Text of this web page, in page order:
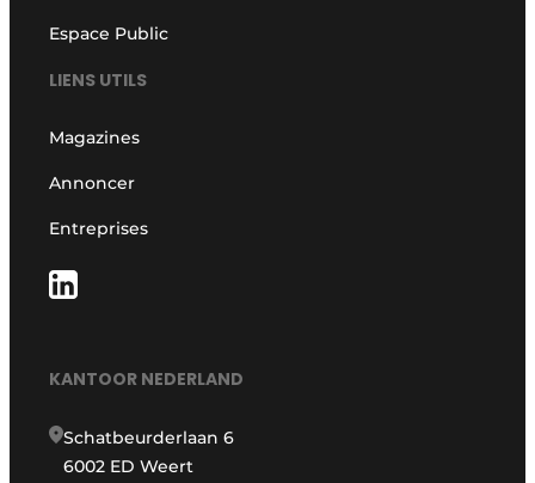
Espace Public
LIENS UTILS
Magazines
Annoncer
Entreprises
KANTOOR NEDERLAND
Schatbeurderlaan 6
6002 ED Weert